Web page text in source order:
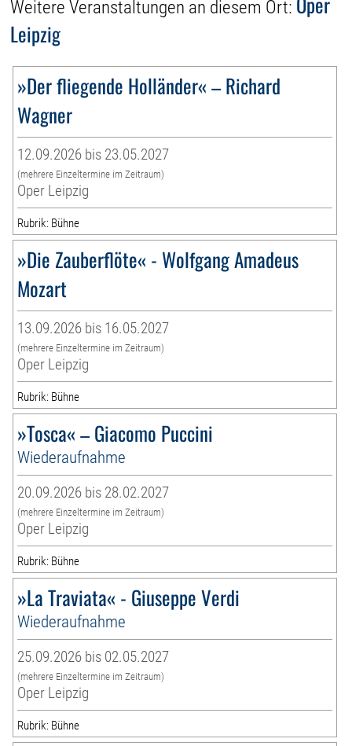
Weitere Veranstaltungen an diesem Ort:
Leipzig
»Der fliegende Holländer« – Richard
Wagner
12.09.2026 bis 23.05.2027
(mehrere Einzeltermine im Zeitraum)
Oper Leipzig
Rubrik: Bühne
»Die Zauberflöte« - Wolfgang Amadeus
Mozart
13.09.2026 bis 16.05.2027
(mehrere Einzeltermine im Zeitraum)
Oper Leipzig
Rubrik: Bühne
»Tosca« – Giacomo Puccini
Wiederaufnahme
20.09.2026 bis 28.02.2027
(mehrere Einzeltermine im Zeitraum)
Oper Leipzig
Rubrik: Bühne
»La Traviata« - Giuseppe Verdi
Wiederaufnahme
25.09.2026 bis 02.05.2027
(mehrere Einzeltermine im Zeitraum)
Oper Leipzig
Rubrik: Bühne